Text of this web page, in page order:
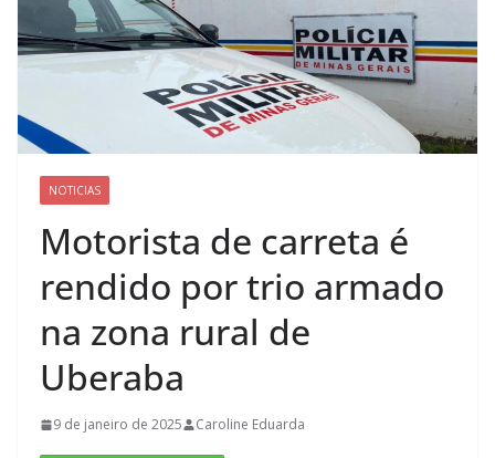
NOTICIAS
Motorista de carreta é
rendido por trio armado
na zona rural de
Uberaba
9 de janeiro de 2025 Caroline Eduarda